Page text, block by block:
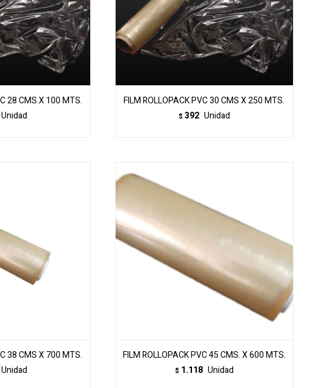
28 CMS.X 100 MTS.
Unidad
FILM ROLLOPACK PVC 30 CMS X 250 MTS.
$ 392 Unidad
38 CMS X 700 MTS.
Unidad
FILM ROLLOPACK PVC 45 CMS. X 600 MTS.
$ 1.118 Unidad